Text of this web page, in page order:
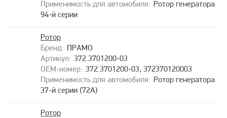
Ротор генератора
94-й серии
ПРАМО
372.3701200-03
372.3701200-03, 372370120003
Ротор
Ротор генератора
37-й серии (72А)
Ротор